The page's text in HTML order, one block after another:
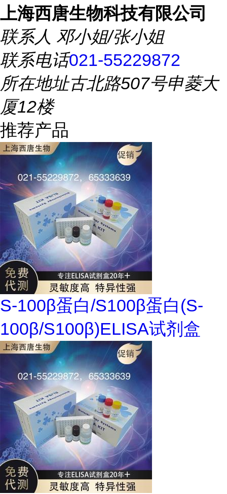
上海西唐生物科技有限公司
联系人 邓小姐/张小姐
联系电话021-55229872
所在地址古北路507号申菱大
厦12楼
推荐产品
S-100β蛋白/S100β蛋白(S-
100β/S100β)ELISA试剂盒